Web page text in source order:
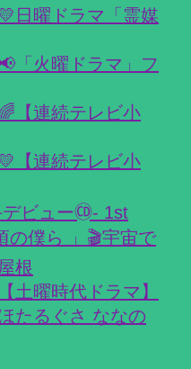
日曜ドラマ「霊媒
「火曜ドラマ」フ
【連続テレビ小
【連続テレビ小
デビュー🄭- 1st
の僕ら 」🎬宇宙で
根
土曜時代ドラマ】
たるぐさ ななの